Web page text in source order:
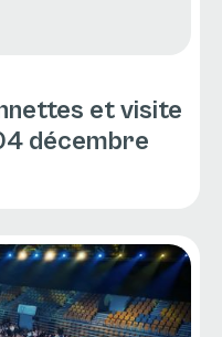
et visite
décembre